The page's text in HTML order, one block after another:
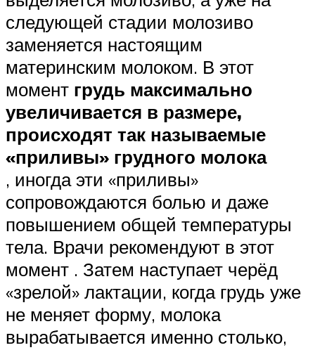
следующей стадии молозиво
заменяется настоящим
материнским молоком. В этот
момент грудь максимально
увеличивается в размере,
происходят так называемые
«приливы» грудного молока
, иногда эти «приливы»
сопровождаются болью и даже
повышением общей температуры
тела. Врачи рекомендуют в этот
момент . Затем наступает черёд
«зрелой» лактации, когда грудь уже
не меняет форму, молока
вырабатывается именно столько,